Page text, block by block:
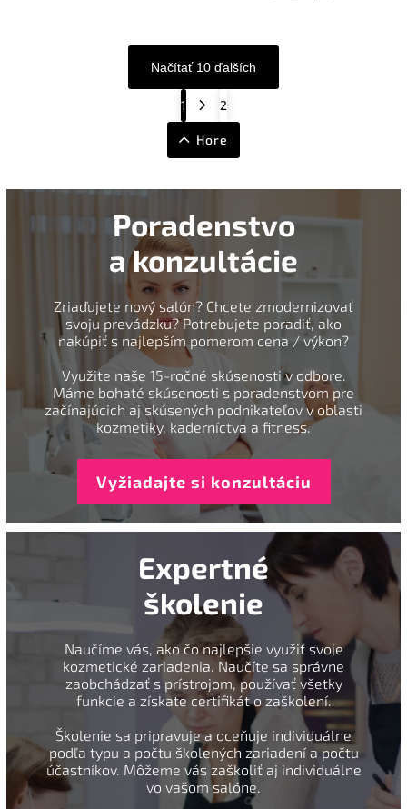
Načítať 10 ďalších
1 2
Hore
Poradenstvo
a konzultácie
Zriaďujete nový salón? Chcete zmodernizovať
svoju prevádzku? Potrebujete poradiť, ako
nakúpiť s najlepším pomerom cena / výkon?
Využite naše 15-ročné skúsenosti v odbore.
Máme bohaté skúsenosti s poradenstvom pre
začínajúcich aj skúsených podnikateľov v oblasti
kozmetiky, kaderníctva a fitness.
Vyžiadajte si konzultáciu
Expertné
školenie
Naučíme vás, ako čo najlepšie využiť svoje
kozmetické zariadenia. Naučíte sa správne
zaobchádzať s prístrojom, používať všetky
funkcie a získate certifikát o zaškolení.
Školenie sa pripravuje a oceňuje individuálne
podľa typu a počtu školených zariadení a počtu
účastníkov. Môžeme vás zaškoliť aj individuálne
vo vašom salóne.